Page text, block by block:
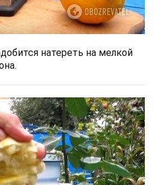
натереть на мелкой